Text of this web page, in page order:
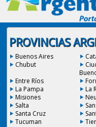
PROVINCIAS
Buenos Aires
Chubut
Entre Ríos
La Pampa
La
Misiones
Salta
Santa Cruz
Tucuman